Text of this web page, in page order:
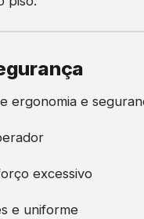
ergonomia e
excessivo
e uniforme